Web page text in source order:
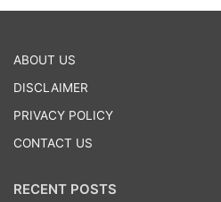
ABOUT US
DISCLAIMER
PRIVACY POLICY
CONTACT US
RECENT POSTS